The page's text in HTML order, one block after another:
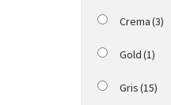
Crema(3)
Gold(1)
Gris(15)